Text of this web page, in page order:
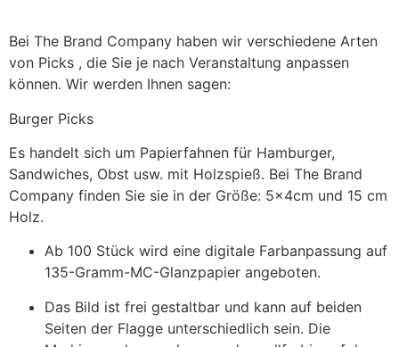
Bei The Brand Company haben wir verschiedene Arten
von Picks , die Sie je nach Veranstaltung anpassen
können. Wir werden Ihnen sagen:
Burger Picks
Es handelt sich um Papierfahnen für Hamburger,
Sandwiches, Obst usw. mit Holzspieß. Bei The Brand
Company finden Sie sie in der Größe: 5x4cm und 15 cm
Holz.
Ab 100 Stück wird eine digitale Farbanpassung auf
135-Gramm-MC-Glanzpapier angeboten.
Das Bild ist frei gestaltbar und kann auf beiden
Seiten der Flagge unterschiedlich sein. Die